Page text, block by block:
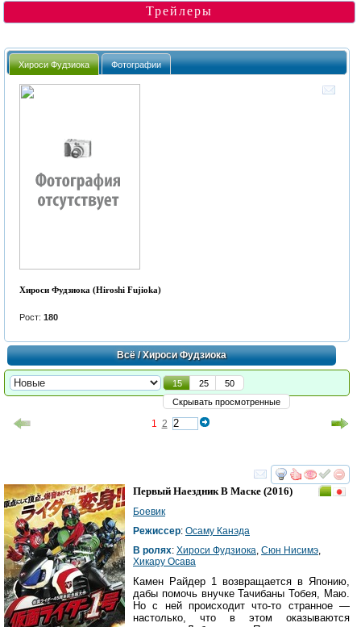
Трейлеры
Хироси Фудзиока Фотографии
Хироси Фудзиока (Hiroshi Fujioka)
Рост: 180
Всё/ Хироси Фудзиока
15 25
50
Скрывать просмотренные
1 2
смотреть
Первый Наездник В Маске (2016)
Боевик
Режиссер: Осаму Канэда
В ролях: Хироси Фудзиока Сюн Нисимэ
Хикару Осава
Камен Райдер 1 возвращается в Японию,
дабы помочь внучке Тачибаны Тобея, Маю.
Но с ней происходит что-то странное —
настолько, что в этом оказываются